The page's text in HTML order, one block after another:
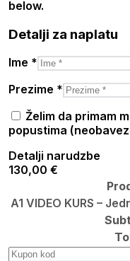
below.
Detalji za naplatu
Ime *
Prezime *
Želim da primam
popustima
Detalji narudzbe
130,00 €
A1 VIDEO KURS –